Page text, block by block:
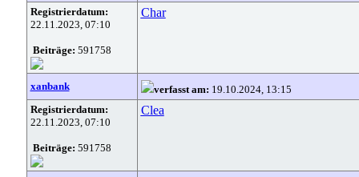
Registrierdatum:
22.11.2023, 07:10
Beiträge: 591758
Char
xanbank verfasst am: 19.10.2024, 13:15
Registrierdatum:
22.11.2023, 07:10
Beiträge: 591758
Clea